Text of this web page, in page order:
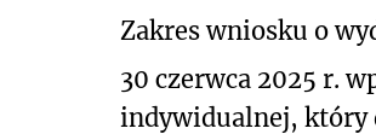
Zakres wniosku o
30 czerwca 2025 r.
indywidualnej, który